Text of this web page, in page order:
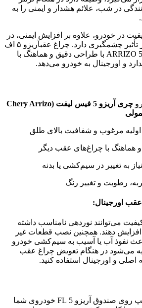
در شب، علائم هشدار و ایمنی را به
در خودرو، علاوه بر افزایش ایمنی، در
زیبایی و ظاهر خودرو نیز تأثیر چشمگیری دارد. چراغ عقبآریزو ۵ اف
ال و آریزو5 معمولی ARRIZO 5FL با طراحی دقیق و هماهنگ با
و اورجینال به خودرو می‌دهد.
چری آریزو 5 فیس لیفت (Chery Arrizo
اولیه مرغوب و شفافیت بالای طلق
و هماهنگ با چراغ‌های عقب دیگر
به تغییر در سیم‌کشی یا بدنه
رطوبت و تغییر رنگ
عقب اورجینال:
می‌توانند نوردهی نامناسب داشته
دهند. همچنین نصب قطعات غیر
نفوذ آب یا آسیب به سیم‌کشی خودرو
می‌شود در هنگام تعویض چراغ عقب
اگر چراغ عقب سمت چپ روی صندوق آریزو 5 FL خودروی شما